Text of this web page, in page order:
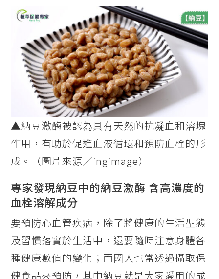
▲納豆激酶被認為具有天然的抗凝血和溶塊
作用，有助於促進血液循環和預防血栓的形
成。（圖片來源／ingimage）
專家發現納豆中的納豆激酶 含高濃度的
血栓溶解成分
要預防心血管疾病，除了將健康的生活型態
及習慣落實於生活中，還要隨時注意身體各
種健康數值的變化；而國人也常透過攝取保
健食品來預防，其中納豆就是大家愛用的成